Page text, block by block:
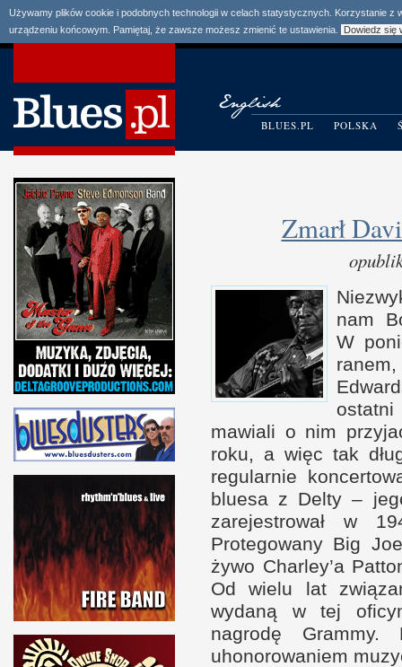
Używamy plików cookie i podobnych technologii w celach statystycznych. Korzystanie
urządzeniu końcowym. Pamiętaj, że zawsze możesz zmienić te ustawienia.
Dowiedz się
BLUES.PL POLSKA
Zmarł
nam
W p
mawiali o nim
roku, a więc tak
regularnie
bluesa z Delty –
zarejestrowałw 1
Protegowany Big
żywo Charley’a
Od wielu lat
wydaną w tej
nagrodę
uhonorowaniem